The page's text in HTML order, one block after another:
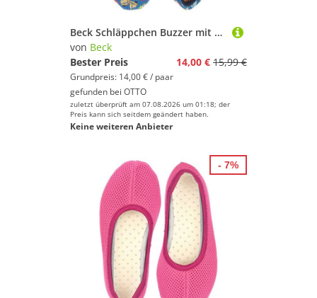
Beck Schläppchen Buzzer mit Ristgummi Gymnastikschuh (Barfußschuhe, für schmale Füße und kleine Kinder besonders geeignet, ab Gr. 18/19 verfügbar) atmungsaktive Baumwolle, rutschfeste Gummi-Sohle
von Beck
Bester Preis
14,00 € 15,99 €
Grundpreis: 14,00 € / paar
gefunden bei OTTO
zuletzt überprüft am 07.08.2026 um 01:18; der
Preis kann sich seitdem geändert haben.
Keine weiteren Anbieter
- 7%